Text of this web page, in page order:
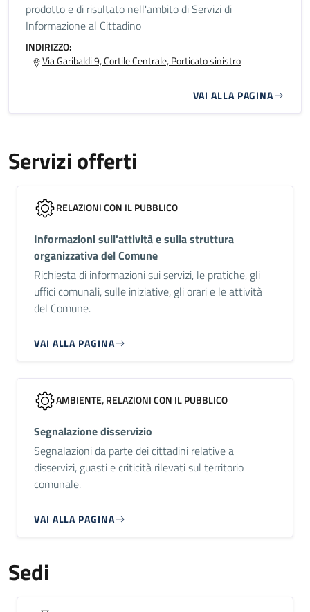
prodotto e di risultato nell'ambito di Servizi di
Informazione al Cittadino
INDIRIZZO:
Via Garibaldi 9, Cortile Centrale, Porticato sinistro
VAI ALLA PAGINA
Servizi offerti
RELAZIONI CON IL PUBBLICO
Informazioni sull'attività e sulla struttura
organizzativa del Comune
Richiesta di informazioni sui servizi, le pratiche, gli
uffici comunali, sulle iniziative, gli orari e le attività
del Comune.
VAI ALLA PAGINA
AMBIENTE, RELAZIONI CON IL PUBBLICO
Segnalazione disservizio
Segnalazioni da parte dei cittadini relative a
disservizi, guasti e criticità rilevati sul territorio
comunale.
VAI ALLA PAGINA
Sedi